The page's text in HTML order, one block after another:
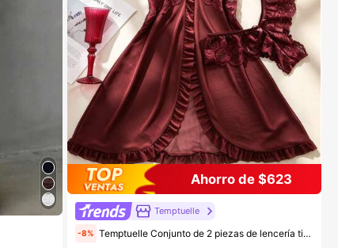
Ahorro de $623
Temptuelle
-8% Temptuelle Conjunto de 2 piezas de lencería tipo camisola con escote en V, encaje y malla patchwork, talla grande para mujer, adecuado para uso en casa y ropa interior sexy, regalo de San Valentín